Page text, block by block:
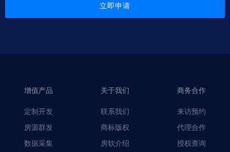
立即申请
增值产品
定制开发
房源群发
数据采集
关于我们
联系我们
商标版权
房软介绍
商务合作
来访预约
代理合作
授权查询